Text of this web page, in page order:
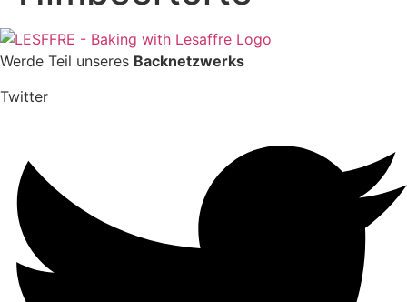
Werde Teil unseres Backnetzwerks
Twitter